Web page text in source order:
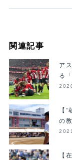
関連記事
ア
る
【
の
【